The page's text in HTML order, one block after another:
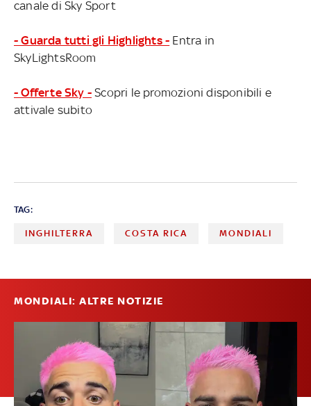
canale di Sky Sport
- Guarda tutti gli Highlights - Entra in
SkyLightsRoom
- Offerte Sky - Scopri le promozioni disponibili e
attivale subito
TAG:
INGHILTERRA COSTA RICA MONDIALI
MONDIALI: ALTRE NOTIZIE